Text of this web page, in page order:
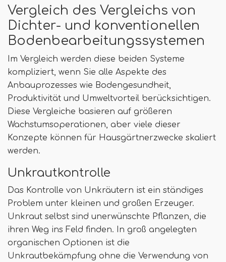
Vergleich des Vergleichs von
Dichter- und konventionellen
Bodenbearbeitungssystemen
Im Vergleich werden diese beiden Systeme
kompliziert, wenn Sie alle Aspekte des
Anbauprozesses wie Bodengesundheit,
Produktivität und Umweltvorteil berücksichtigen.
Diese Vergleiche basieren auf größeren
Wachstumsoperationen, aber viele dieser
Konzepte können für Hausgärtnerzwecke skaliert
werden.
Unkrautkontrolle
Das Kontrolle von Unkräutern ist ein ständiges
Problem unter kleinen und großen Erzeuger.
Unkraut selbst sind unerwünschte Pflanzen, die
ihren Weg ins Feld finden. In groß angelegten
organischen Optionen ist die
Unkrautbekämpfung ohne die Verwendung von